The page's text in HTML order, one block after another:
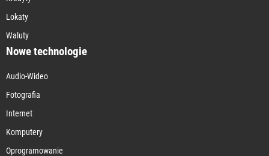
Lokaty
Waluty
Nowe technologie
Audio-Wideo
Fotografia
Internet
Komputery
Oprogramowanie